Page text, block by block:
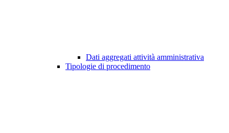
Dati aggregati attività amministrativa
Tipologie di procedimento